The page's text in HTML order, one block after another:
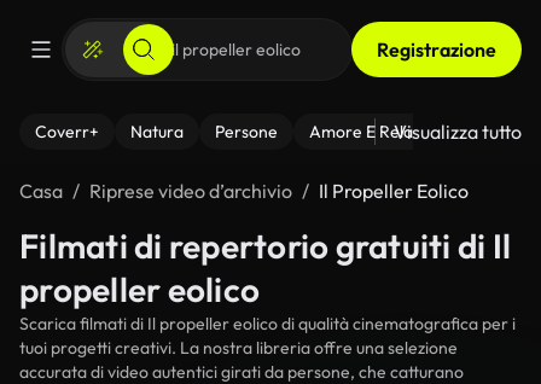
Registrazione
Coverr+ Natura Persone Amore E Relazioni Il
Visualizza tutto
Casa Riprese video d’archivio Il Propeller Eolico
Filmati di repertorio gratuiti di Il
propeller eolico
Scarica filmati di Il propeller eolico di qualità cinematografica per i
tuoi progetti creativi. La nostra libreria offre una selezione
accurata di video autentici girati da persone, che catturano